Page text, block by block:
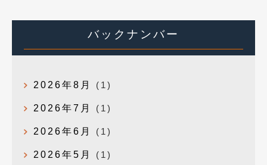
バックナンバー
2026年8月 (1)
2026年7月 (1)
2026年6月 (1)
2026年5月 (1)